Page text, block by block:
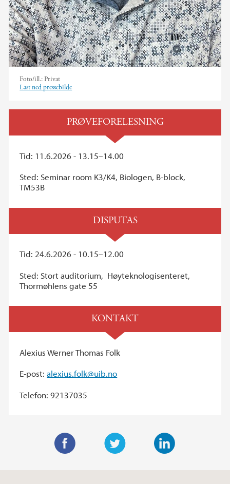
Foto/ill.: Privat
Last ned pressebilde
PRØVEFORELESNING
Tid: 11.6.2026 - 13.15–14.00
Sted: Seminar room K3/K4, Biologen, B-block,
TM53B
DISPUTAS
Tid: 24.6.2026 - 10.15–12.00
Sted: Stort auditorium, Høyteknologisenteret,
Thormøhlens gate 55
KONTAKT
Alexius Werner Thomas Folk
E-post:alexius.folk@uib.no
Telefon: 92137035